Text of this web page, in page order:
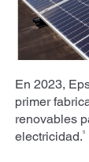
En 2023,
primer
renovables
electricidad.5